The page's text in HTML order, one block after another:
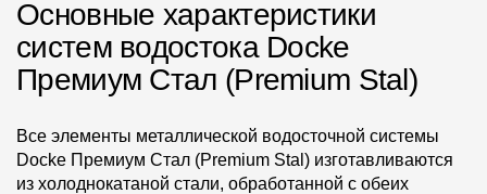
Основные характеристики
систем водостока Docke
Премиум Стал (Premium Stal)
Все элементы металлической водосточной системы
Docke Премиум Стал (Premium Stal) изготавливаются
из холоднокатаной стали, обработанной с обеих